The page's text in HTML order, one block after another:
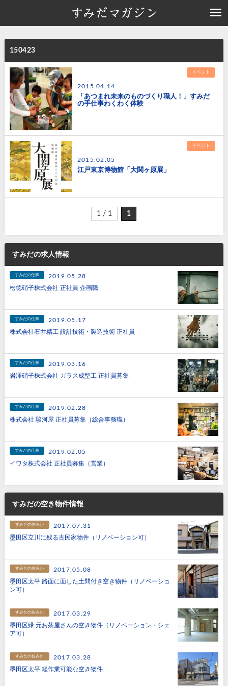
150423
イベント
2015.04.14
「あつまれ未来のものづくり職人！」すみだ
の手仕事わくわく体験
イベント
2015.02.05
江戸東京博物館「大関ヶ原展」
1 / 1 1
すみだの求人情報
すみだの仕事
2019.05.28
松徳硝子株式会社 正社員 企画職
すみだの仕事
2019.05.17
株式会社石井精工 設計技術・製造技術 正社員
すみだの仕事
2019.03.16
岩澤硝子株式会社 ガラス成型工 正社員募集
すみだの仕事
2019.02.28
株式会社 駿河屋 正社員募集（総合事務職）
すみだの仕事
2019.02.05
イワタ株式会社 正社員募集（営業）
すみだの空き物件情報
すみだの住みか
2017.07.31
墨田区立川に残る古民家物件（リノベーション可）
すみだの住みか
2017.05.08
墨田区太平 路面に面した土間付き空き物件（リノベーショ
ン可）
すみだの住みか
2017.03.29
墨田区緑 元お茶屋さんの空き物件（リノベーション・シェ
ア可）
すみだの住みか
2017.03.28
墨田区太平 軽作業可能な空き物件